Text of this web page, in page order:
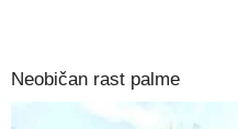
Neobičan rast palme